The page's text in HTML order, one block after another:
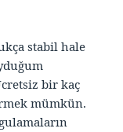
stabil hale
bir kaç
mümkün.